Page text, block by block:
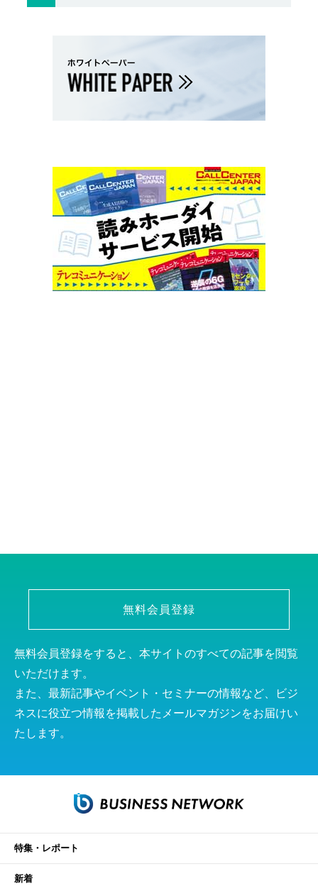
無料会員登録
無料会員登録をすると、本サイトのすべての記事を閲覧
いただけます。
また、最新記事やイベント・セミナーの情報など、ビジ
ネスに役立つ情報を掲載したメールマガジンをお届けい
たします。
特集・レポート
新着